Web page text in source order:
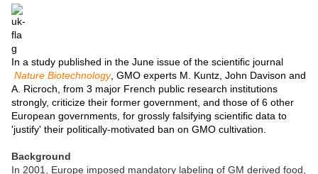
In a study published in the June issue of the scientific journal
Nature Biotechnology, GMO experts M. Kuntz, John Davison and
A. Ricroch, from 3 major French public research institutions
strongly, criticize their former government, and those of 6 other
European governments, for grossly falsifying scientific data to
'justify' their politically-motivated ban on GMO cultivation.
Background
In 2001, Europe imposed mandatory labeling of GM derived food,